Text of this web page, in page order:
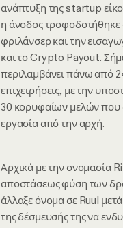
ανάπτυξη της startup
η άνοδος τροφοδοτήθηκε
φριλάνσερ και την
και το Crypto Payout.
περιλαμβάνει πάνω από
επιχειρήσεις, με την
30 κορυφαίων μελών που
εργασία από την αρχή.
Αρχικά με την ονομασία
αποστάσεως φύση των
άλλαξε όνομα σε Ruul
της δέσμευσής της να